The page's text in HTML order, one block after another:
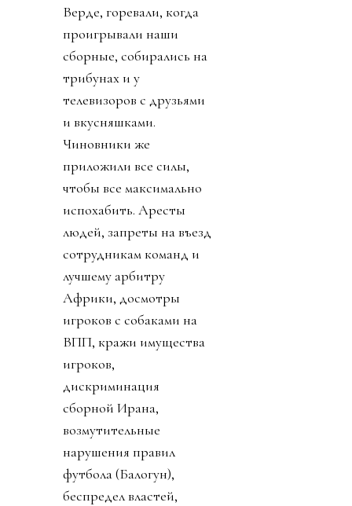
Верде, горевали, когда
проигрывали наши
сборные, собирались на
трибунах и у
телевизоров с друзьями
и вкусняшками.
Чиновники же
приложили все силы,
чтобы все максимально
испохабить. Аресты
людей, запреты на въезд
сотрудникам команд и
лучшему арбитру
Африки, досмотры
игроков с собаками на
ВПП, кражи имущества
игроков,
дискриминация
сборной Ирана,
возмутительные
нарушения правил
футбола (Балогун),
беспредел властей,